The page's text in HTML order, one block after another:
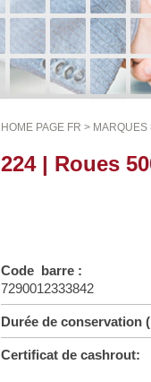
HOME PAGE FR > MARQUES
224 | Roues
Code barre :
7290012333842
Durée de
Certificat de cashrout: